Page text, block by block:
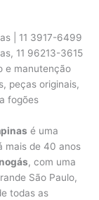
| 11 3917-6499
11 96213-3615
e manutenção
peças originais,
fogões
é uma
mais de 40 anos
, com uma
São Paulo,
todas as